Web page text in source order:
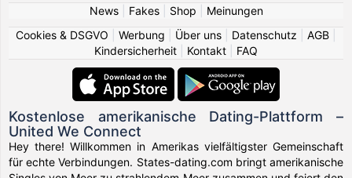
News| Fakes| Shop
Meinungen
Cookies & DSGVO
Werbung Über uns Datenschutz AGB
Kindersicherheit
Kontakt FAQ
Kostenlose amerikanische Dating-Plattform –
United We Connect
Hey there! Willkommen in Amerikas vielfältigster Gemeinschaft
für echte Verbindungen. States-dating.com bringt amerikanische